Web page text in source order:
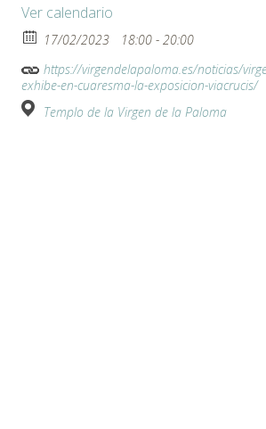
Ver calendario
17/02/2023
18:00 - 20:00
https://virgendelapaloma.es/noticias/
exhibe-en-cuaresma-la-exposicion-viacrucis/
Templo de la Virgen de la Paloma